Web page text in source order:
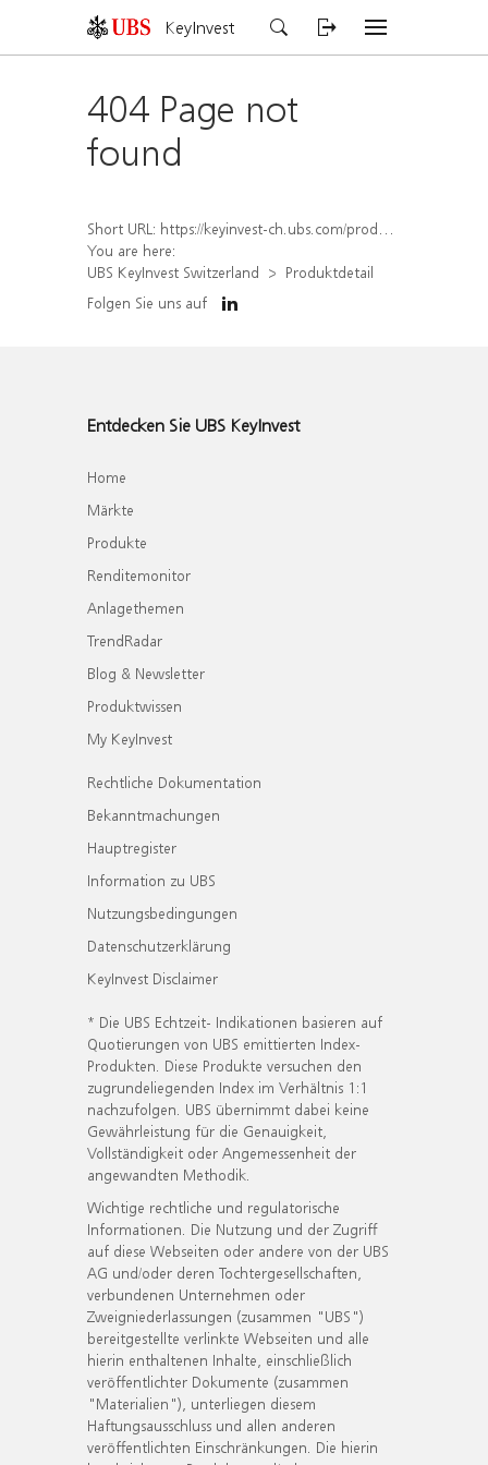
KeyInvest
404 Page not
found
Short URL: https://keyinvest-ch.ubs.com/produkt/detail/index/isin/CH1581940801
You are here:
UBS KeyInvest Switzerland
Produktdetail
Folgen Sie uns auf
Entdecken Sie UBS KeyInvest
Home
Märkte
Produkte
Renditemonitor
Anlagethemen
TrendRadar
Blog & Newsletter
Produktwissen
My KeyInvest
Rechtliche Dokumentation
Bekanntmachungen
Hauptregister
Information zu UBS
Nutzungsbedingungen
Datenschutzerklärung
KeyInvest Disclaimer
* Die UBS Echtzeit- Indikationen basieren auf
Quotierungen von UBS emittierten Index-
Produkten. Diese Produkte versuchen den
zugrundeliegenden Index im Verhältnis 1:1
nachzufolgen. UBS übernimmt dabei keine
Gewährleistung für die Genauigkeit,
Vollständigkeit oder Angemessenheit der
angewandten Methodik.
Wichtige rechtliche und regulatorische
Informationen. Die Nutzung und der Zugriff
auf diese Webseiten oder andere von der UBS
AG und/oder deren Tochtergesellschaften,
verbundenen Unternehmen oder
Zweigniederlassungen (zusammen "UBS")
bereitgestellte verlinkte Webseiten und alle
hierin enthaltenen Inhalte, einschließlich
veröffentlichter Dokumente (zusammen
"Materialien"), unterliegen diesem
Haftungsausschluss und allen anderen
veröffentlichten Einschränkungen. Die hierin